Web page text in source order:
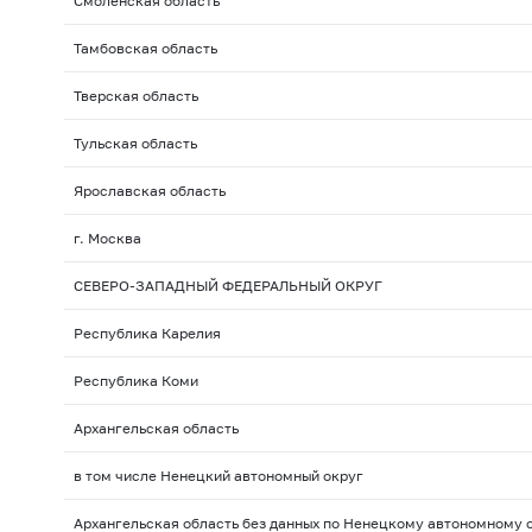
Тамбовская область
Тверская область
Тульская область
Ярославская область
г. Москва
СЕВЕРО-ЗАПАДНЫЙ ФЕДЕРАЛЬНЫЙ ОКРУГ
Республика Карелия
Республика Коми
Архангельская область
в том числе Ненецкий автономный округ
Архангельская область без данных по Ненецкому автономному